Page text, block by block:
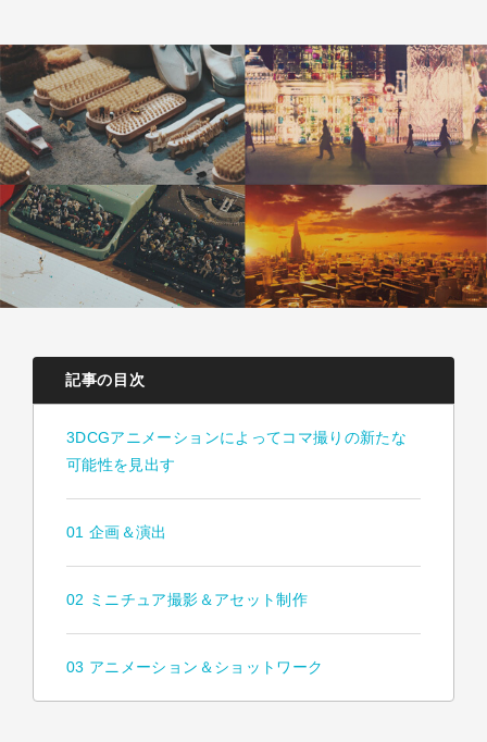
記事の目次
3DCGアニメーションによってコマ撮りの新たな
可能性を見出す
01 企画＆演出
02 ミニチュア撮影＆アセット制作
03 アニメーション＆ショットワーク